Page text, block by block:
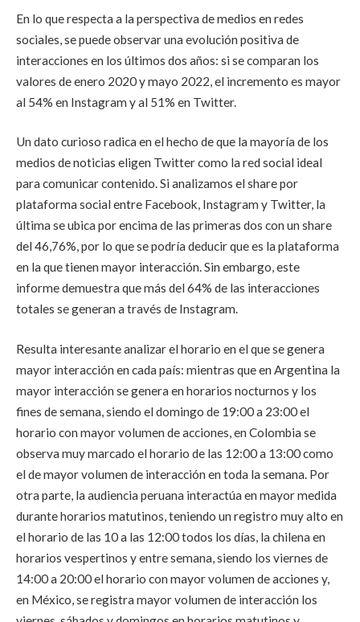
En lo que respecta a la perspectiva de medios en redes
sociales, se puede observar una evolución positiva de
interacciones en los últimos dos años: si se comparan los
valores de enero 2020 y mayo 2022, el incremento es mayor
al 54% en Instagram y al 51% en Twitter.
Un dato curioso radica en el hecho de que la mayoría de los
medios de noticias eligen Twitter como la red social ideal
para comunicar contenido. Si analizamos el share por
plataforma social entre Facebook, Instagram y Twitter, la
última se ubica por encima de las primeras dos con un share
del 46,76%, por lo que se podría deducir que es la plataforma
en la que tienen mayor interacción. Sin embargo, este
informe demuestra que más del 64% de las interacciones
totales se generan a través de Instagram.
Resulta interesante analizar el horario en el que se genera
mayor interacción en cada país: mientras que en Argentina la
mayor interacción se genera en horarios nocturnos y los
fines de semana, siendo el domingo de 19:00 a 23:00 el
horario con mayor volumen de acciones, en Colombia se
observa muy marcado el horario de las 12:00 a 13:00 como
el de mayor volumen de interacción en toda la semana. Por
otra parte, la audiencia peruana interactúa en mayor medida
durante horarios matutinos, teniendo un registro muy alto en
el horario de las 10 a las 12:00 todos los días, la chilena en
horarios vespertinos y entre semana, siendo los viernes de
14:00 a 20:00 el horario con mayor volumen de acciones y,
en México, se registra mayor volumen de interacción los